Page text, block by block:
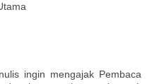
ingin mengajak Pembaca